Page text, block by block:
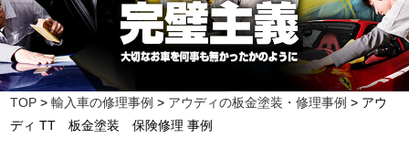
TOP >輸入車の修理事例 > アウディの板金塗装・修理事例 > アウ
ディ TT 板金塗装 保険修理 事例